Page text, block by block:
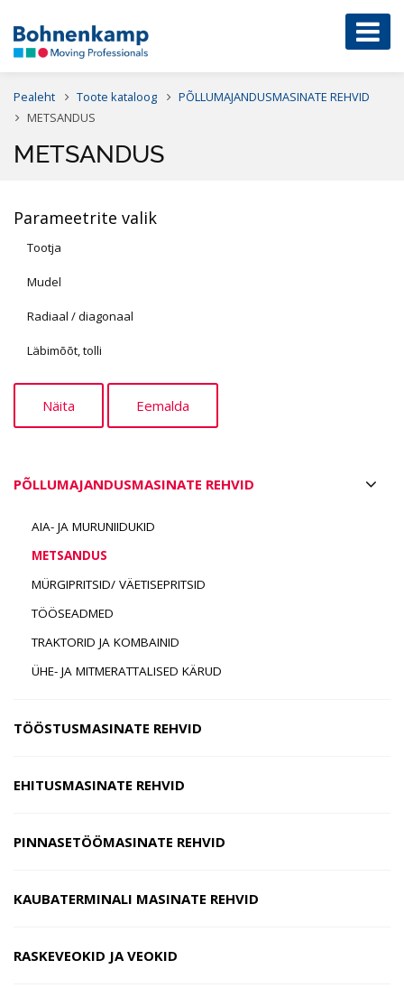
Pealeht Toote kataloog
PÕLLUMAJANDUSMASINATE REHVID
METSANDUS
METSANDUS
Parameetrite valik
Tootja
Mudel
Radiaal / diagonaal
Läbimõõt, tolli
PÕLLUMAJANDUSMASINATE REHVID
AIA- JA MURUNIIDUKID
METSANDUS
MÜRGIPRITSID/ VÄETISEPRITSID
TÖÖSEADMED
TRAKTORID JA KOMBAINID
ÜHE- JA MITMERATTALISED KÄRUD
TÖÖSTUSMASINATE REHVID
EHITUSMASINATE REHVID
PINNASETÖÖMASINATE REHVID
KAUBATERMINALI MASINATE REHVID
RASKEVEOKID JA VEOKID